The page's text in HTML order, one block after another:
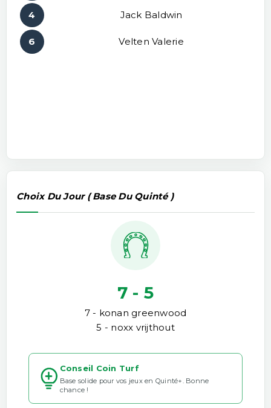
4 Jack Baldwin
6 Velten Valerie
Choix Du Jour ( Base Du Quinté )
7 - 5
7 - konan greenwood
5 - noxx vrijthout
Conseil Coin Turf
Base solide pour vos jeux en Quinté+. Bonne
chance !